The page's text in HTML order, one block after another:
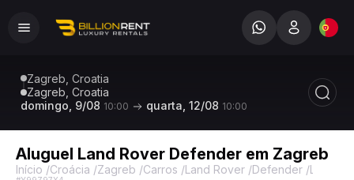
Zagreb, Croatia
Zagreb, Croatia
domingo, 9/08 10:00 quarta, 12/08 10:00
Aluguel Land Rover Defender em Zagreb
Início /Croácia /Zagreb /Carros /Land Rover /Defender /Land